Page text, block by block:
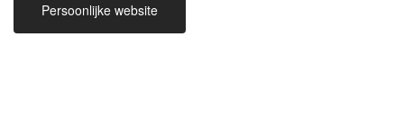
Persoonlijke website